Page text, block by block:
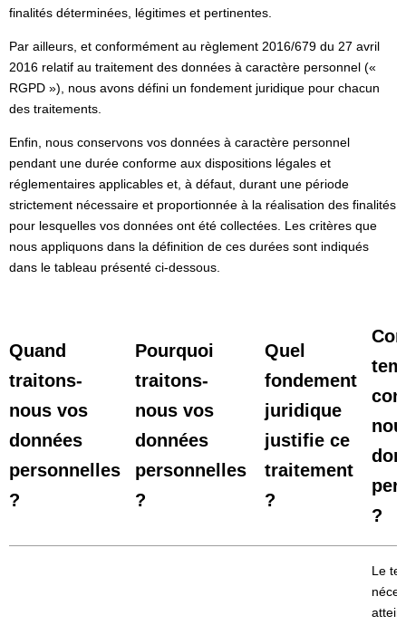
finalités déterminées, légitimes et pertinentes.
Par ailleurs, et conformément au règlement 2016/679 du 27 avril
2016 relatif au traitement des données à caractère personnel («
RGPD »), nous avons défini un fondement juridique pour chacun
des traitements.
Enfin, nous conservons vos données à caractère personnel
pendant une durée conforme aux dispositions légales et
réglementaires applicables et, à défaut, durant une période
strictement nécessaire et proportionnée à la réalisation des finalités
pour lesquelles vos données ont été collectées. Les critères que
nous appliquons dans la définition de ces durées sont indiqués
dans le tableau présenté ci-dessous.
Quand
traitons-
nous vos
données
personnelles
?
Pourquoi
traitons-
nous vos
données
personnelles
?
Quel
fondement
juridique
justifie ce
traitement
?
?
Le